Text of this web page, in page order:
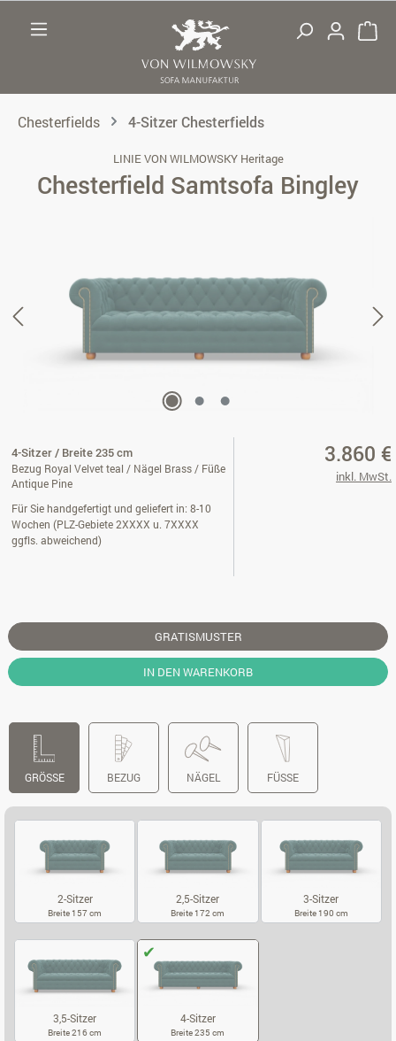
Chesterfields 4-Sitzer Chesterfields
LINIE VON WILMOWSKY Heritage
Chesterfield Samtsofa Bingley
4-Sitzer / Breite 235 cm
Bezug Royal Velvet teal / Nägel Brass / Füße
Antique Pine
Für Sie handgefertigt und geliefert in: 8-10
Wochen (PLZ-Gebiete 2XXXX u. 7XXXX
ggfls. abweichend)
3.860 €
inkl. MwSt.
GRATISMUSTER
IN DEN WARENKORB
GRÖSSE BEZUG NÄGEL FÜSSE
2-Sitzer
Breite 157 cm
2,5-Sitzer
Breite 172 cm
3-Sitzer
Breite 190 cm
3,5-Sitzer
Breite 216 cm
4-Sitzer
Breite 235 cm